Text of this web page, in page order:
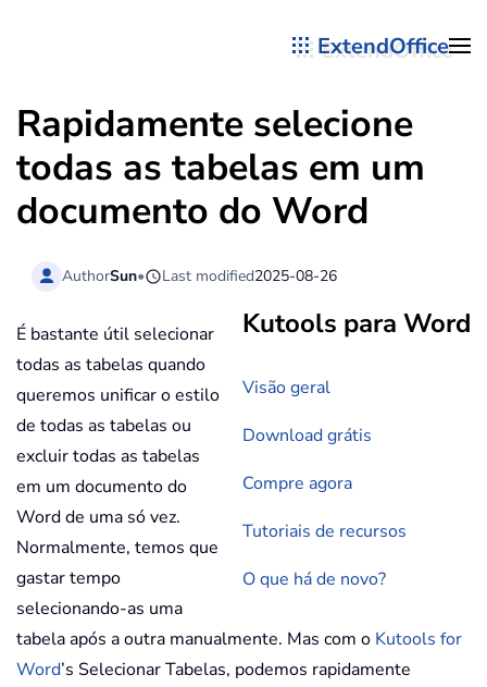
ExtendOffice
Rapidamente selecione
todas as tabelas em um
documento do Word
AuthorSun• Last modified2025-08-26
Kutools para Word
Visão geral
Download grátis
Compre agora
Tutoriais de recursos
O que há de novo?
É bastante útil selecionar
todas as tabelas quando
queremos unificar o estilo
de todas as tabelas ou
excluir todas as tabelas
em um documento do
Word de uma só vez.
Normalmente, temos que
gastar tempo
selecionando-as uma
tabela após a outra manualmente. Mas com o Kutools for
Word’s Selecionar Tabelas, podemos rapidamente